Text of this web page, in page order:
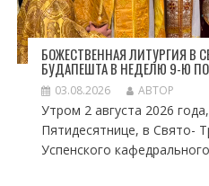
БОЖЕСТВЕННАЯ ЛИТУРГИЯ В
БУДАПЕШТА В НЕДЕЛЮ 9-Ю
03.08.2026 АВТОР
Утром 2 августа 2026
Пятидесятнице, в Свято-
Успенского